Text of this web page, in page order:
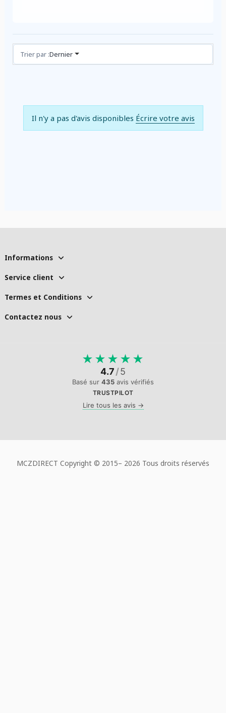
Avis (0)
Trier par :Dernier
Il n'y a pas d'avis disponibles Écrire votre avis
Informations
Service client
Termes et Conditions
Contactez nous
★ ★ ★ ★ ★
4.7/5
Basé sur 435 avis vérifiés
TRUSTPILOT
Lire tous les avis →
MCZDIRECT Copyright © 2015– 2026 Tous droits réservés